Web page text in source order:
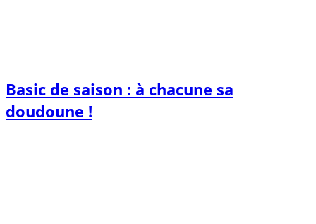
Basic de saison : à chacune sa
doudoune !